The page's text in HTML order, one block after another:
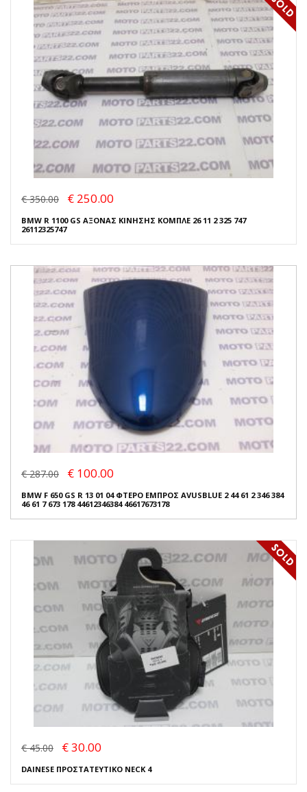
€ 350.00 € 250.00
BMW R 1100 GS ΑΞΟΝΑΣ ΚΙΝΗΣΗΣ ΚΟΜΠΛΕ 26 11 2 325 747
26112325747
€ 287.00 € 100.00
BMW F 650 GS R 13 01 04 ΦΤΕΡΟ ΕΜΠΡΟΣ AVUSBLUE 2 44 61 2 346 384
46 61 7 673 178 44612346384 46617673178
€ 45.00 € 30.00
DAINESE ΠΡΟΣΤΑΤΕΥΤΙΚΟ NECK 4